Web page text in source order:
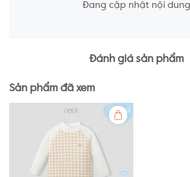
Đang cập nhật nội dung
Đánh giá sản phẩm
Sản phẩm đã xem